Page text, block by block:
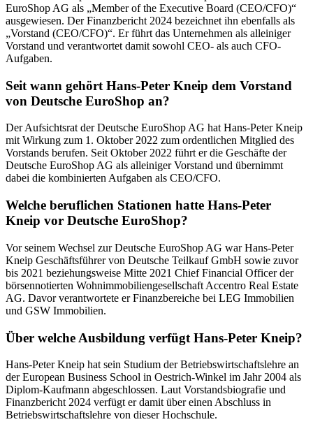
EuroShop AG als „Member of the Executive Board (CEO/CFO)“
ausgewiesen. Der Finanzbericht 2024 bezeichnet ihn ebenfalls als
„Vorstand (CEO/CFO)“. Er führt das Unternehmen als alleiniger
Vorstand und verantwortet damit sowohl CEO- als auch CFO-
Aufgaben.
Seit wann gehört Hans-Peter Kneip dem Vorstand
von Deutsche EuroShop an?
Der Aufsichtsrat der Deutsche EuroShop AG hat Hans-Peter Kneip
mit Wirkung zum 1. Oktober 2022 zum ordentlichen Mitglied des
Vorstands berufen. Seit Oktober 2022 führt er die Geschäfte der
Deutsche EuroShop AG als alleiniger Vorstand und übernimmt
dabei die kombinierten Aufgaben als CEO/CFO.
Welche beruflichen Stationen hatte Hans-Peter
Kneip vor Deutsche EuroShop?
Vor seinem Wechsel zur Deutsche EuroShop AG war Hans-Peter
Kneip Geschäftsführer von Deutsche Teilkauf GmbH sowie zuvor
bis 2021 beziehungsweise Mitte 2021 Chief Financial Officer der
börsennotierten Wohnimmobiliengesellschaft Accentro Real Estate
AG. Davor verantwortete er Finanzbereiche bei LEG Immobilien
und GSW Immobilien.
Über welche Ausbildung verfügt Hans-Peter Kneip?
Hans-Peter Kneip hat sein Studium der Betriebswirtschaftslehre an
der European Business School in Oestrich-Winkel im Jahr 2004 als
Diplom-Kaufmann abgeschlossen. Laut Vorstandsbiografie und
Finanzbericht 2024 verfügt er damit über einen Abschluss in
Betriebswirtschaftslehre von dieser Hochschule.